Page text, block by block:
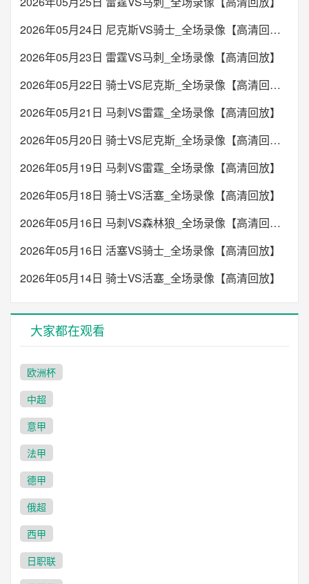
2026年05月24日 尼克斯VS骑士_全场录像【高清回放】
2026年05月23日 雷霆VS马刺_全场录像【高清回放】
2026年05月22日 骑士VS尼克斯_全场录像【高清回放】
2026年05月21日 马刺VS雷霆_全场录像【高清回放】
2026年05月20日 骑士VS尼克斯_全场录像【高清回放】
2026年05月19日 马刺VS雷霆_全场录像【高清回放】
2026年05月18日 骑士VS活塞_全场录像【高清回放】
2026年05月16日 马刺VS森林狼_全场录像【高清回放】
2026年05月16日 活塞VS骑士_全场录像【高清回放】
2026年05月14日 骑士VS活塞_全场录像【高清回放】
大家都在观看
欧洲杯
中超
意甲
法甲
德甲
俄超
西甲
日职联